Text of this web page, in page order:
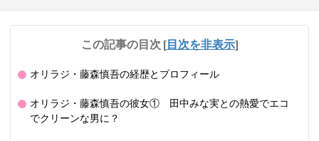
この記事の目次 [目次を非表示]
オリラジ・藤森慎吾の経歴とプロフィール
オリラジ・藤森慎吾の彼女① 田中みな実との熱愛でエコ
でクリーンな男に？